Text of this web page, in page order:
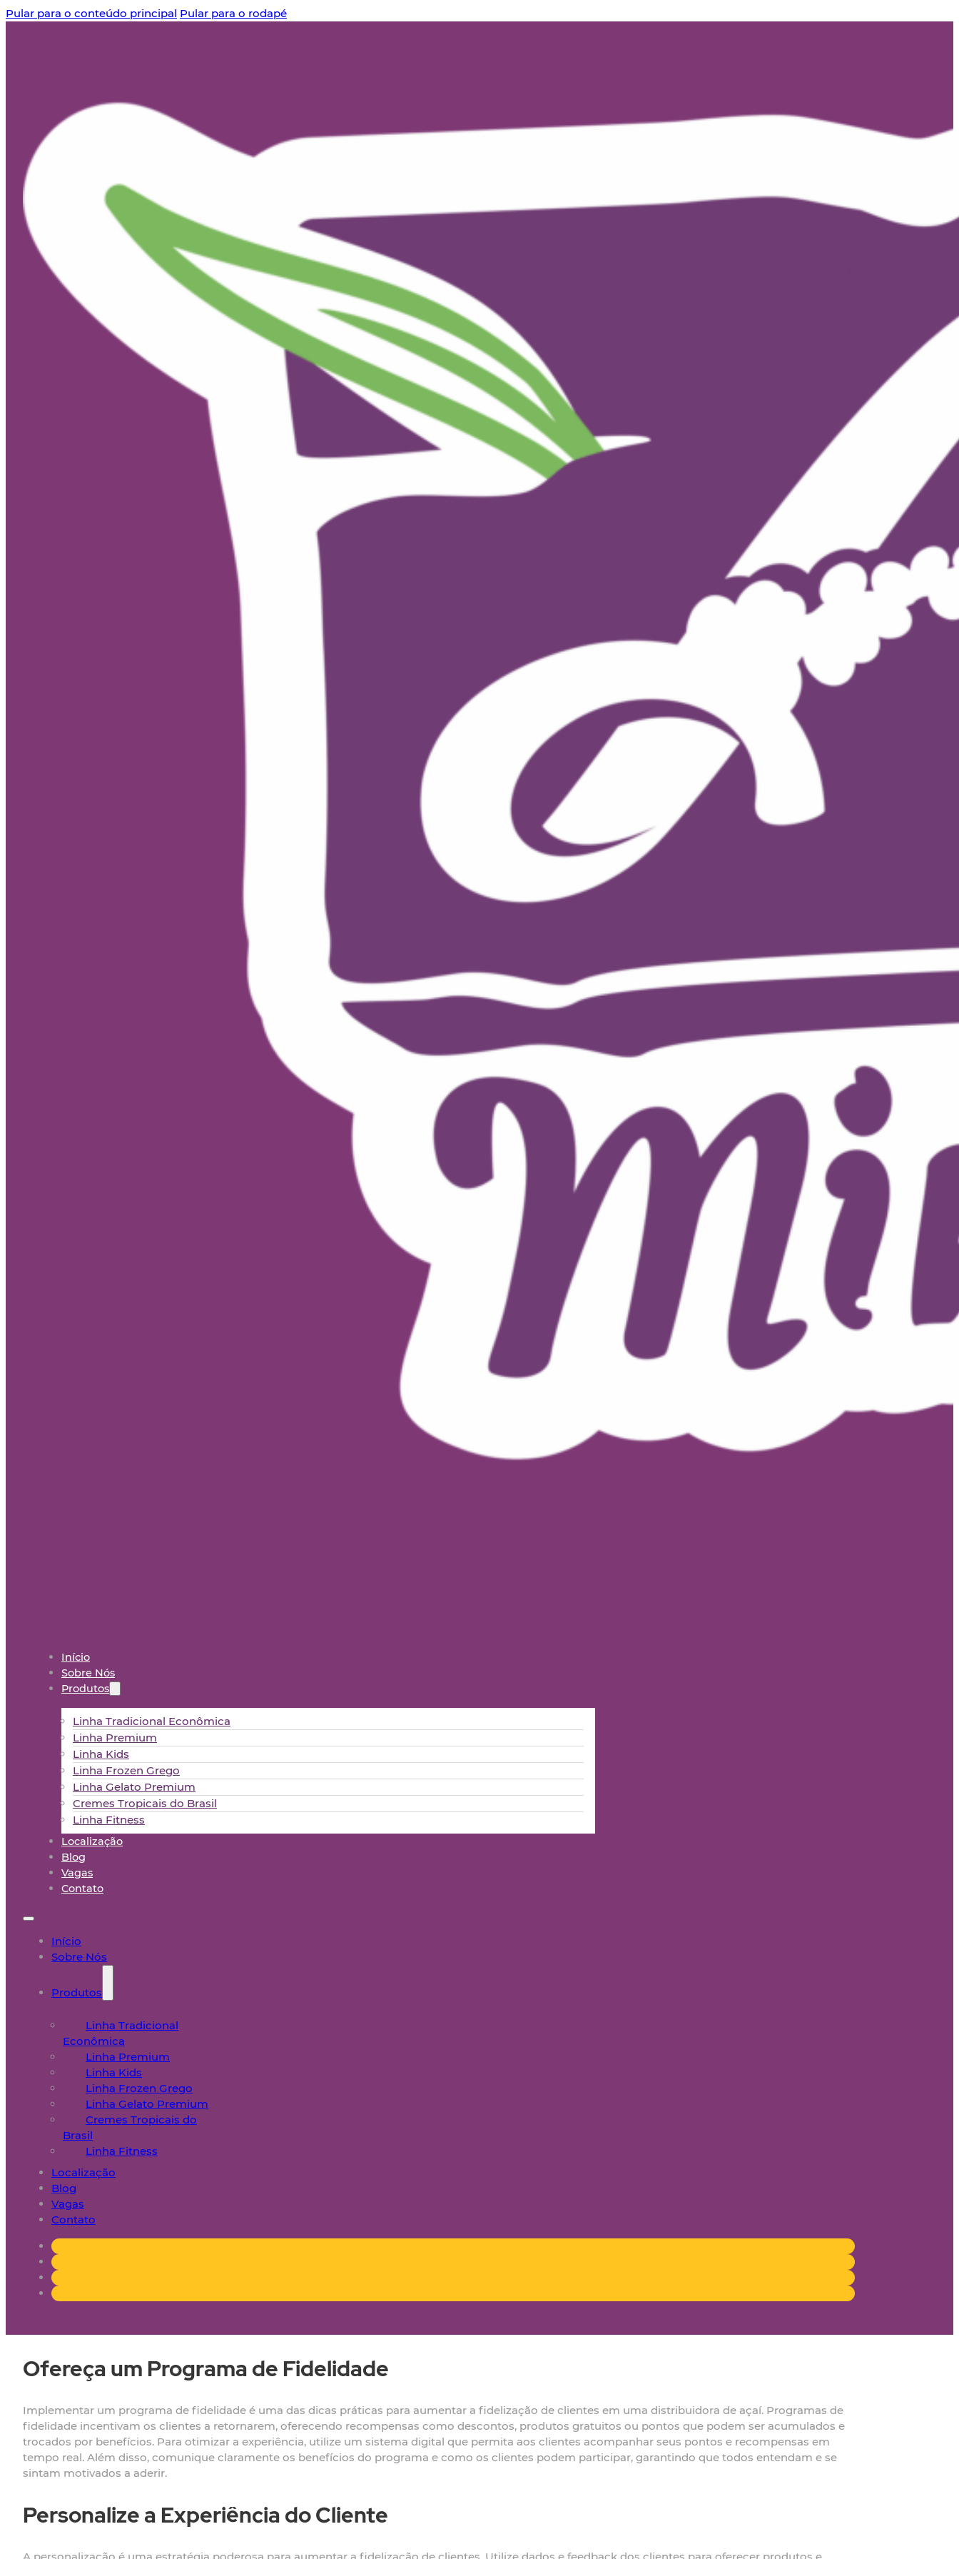
Pular para o conteúdo principal Pular para o rodapé
Início
Sobre Nós
Produtos
Linha Tradicional Econômica
Linha Premium
Linha Kids
Linha Frozen Grego
Linha Gelato Premium
Cremes Tropicais do Brasil
Linha Fitness
Localização
Blog
Vagas
Contato
Início
Sobre Nós
Produtos
Linha Tradicional
Econômica
Linha Premium
Linha Kids
Linha Frozen Grego
Linha Gelato Premium
Cremes Tropicais do
Brasil
Linha Fitness
Localização
Blog
Vagas
Contato
Ofereça um Programa de Fidelidade
Implementar um programa de fidelidade é uma das dicas práticas para aumentar a fidelização de clientes em uma distribuidora de açaí. Programas de
fidelidade incentivam os clientes a retornarem, oferecendo recompensas como descontos, produtos gratuitos ou pontos que podem ser acumulados e
trocados por benefícios. Para otimizar a experiência, utilize um sistema digital que permita aos clientes acompanhar seus pontos e recompensas em
tempo real. Além disso, comunique claramente os benefícios do programa e como os clientes podem participar, garantindo que todos entendam e se
sintam motivados a aderir.
Personalize a Experiência do Cliente
A personalização é uma estratégia poderosa para aumentar a fidelização de clientes. Utilize dados e feedback dos clientes para oferecer produtos e